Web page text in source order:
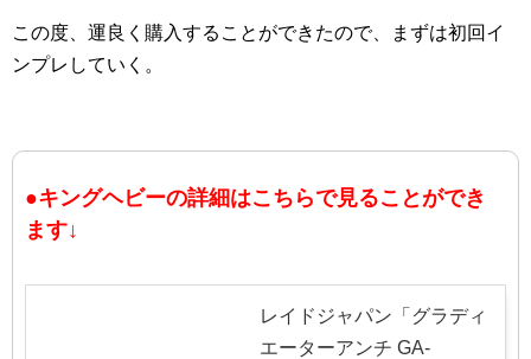
この度、運良く購入することができたので、まずは初回イ
ンプレしていく。
●キングヘビーの詳細はこちらで見ることができ
ます↓
レイドジャパン「グラディ
エーターアンチ GA-